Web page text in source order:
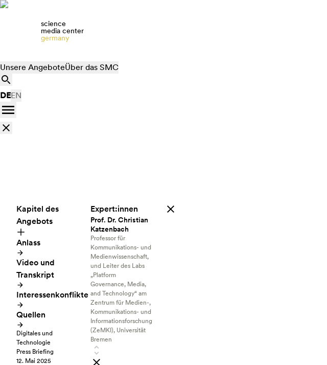
science
media center
germany
Unsere AngeboteÜber das SMC
DEEN
Kapitel des
Angebots
Anlass
Video und
Transkript
Interessenkonflikte
Quellen
Digitales und
Technologie
Press Briefing
12. Mai 2025
Expert:innen
Prof. Dr. Christian
Katzenbach
Professor für
Kommunikations- und
Medienwissenschaft,
und Leiter des Labs
„Platform
Governance, Media,
and Technology“ am
Zentrum für Medien-,
Kommunikations- und
Informationsforschung
(ZeMKI), Universität
Bremen